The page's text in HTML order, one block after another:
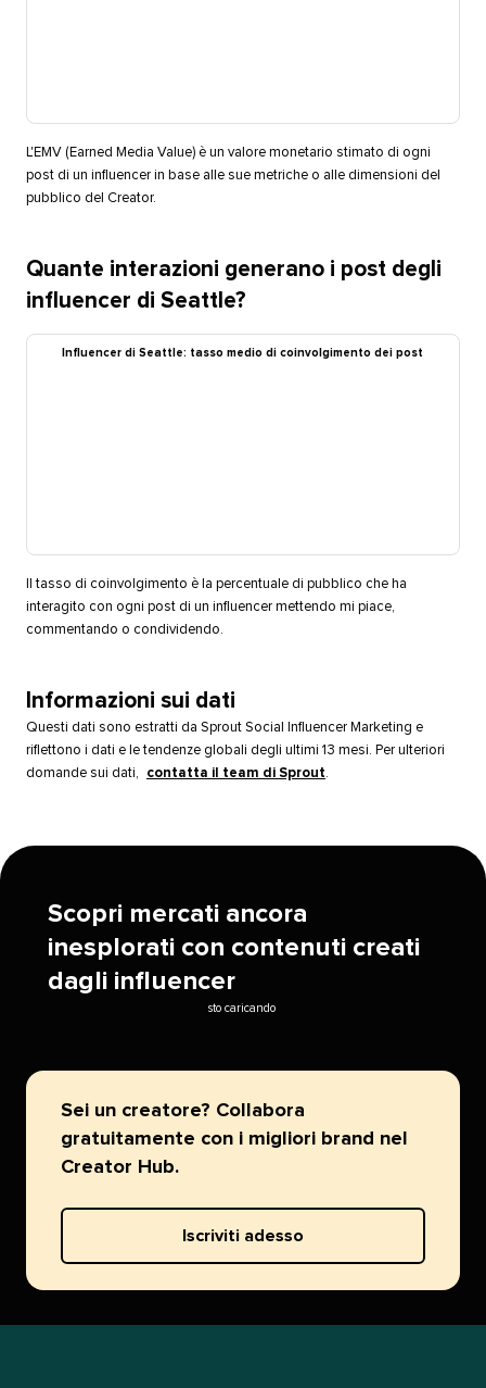
L'EMV (Earned Media Value) è un valore monetario stimato di ogni
post di un influencer in base alle sue metriche o alle dimensioni del
pubblico del Creator.​​
Quante interazioni generano i post degli
influencer di Seattle?​​
Influencer di Seattle: tasso medio di coinvolgimento dei post​​
Il tasso di coinvolgimento è la percentuale di pubblico che ha
interagito con ogni post di un influencer mettendo mi piace,
commentando o condividendo.​​
Informazioni sui dati​​
Questi dati sono estratti da Sprout Social Influencer Marketing e
riflettono i dati e le tendenze globali degli ultimi 13 mesi. Per ulteriori
domande sui dati,
contatta il team di Sprout.​​
Scopri mercati ancora
inesplorati con contenuti creati
dagli influencer​​
sto caricando​​
Sei un creatore? Collabora
gratuitamente con i migliori brand nel
Creator Hub.​​
Iscriviti adesso​​